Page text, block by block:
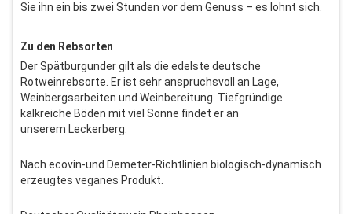
Sie ihn ein bis zwei Stunden vor dem Genuss – es lohnt sich.
Zu den Rebsorten
Der Spätburgunder gilt als die edelste deutsche
Rotweinrebsorte. Er ist sehr anspruchsvoll an Lage,
Weinbergsarbeiten und Weinbereitung. Tiefgründige
kalkreiche Böden mit viel Sonne findet er an
unserem Leckerberg.
Nach ecovin-und Demeter-Richtlinien biologisch-dynamisch
erzeugtes veganes Produkt.